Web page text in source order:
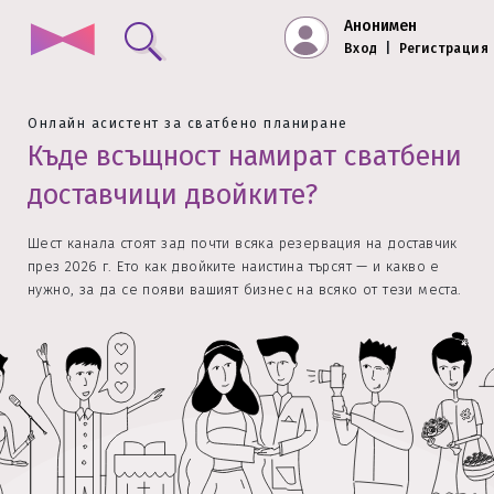
Анонимен
Вход Регистрация
Онлайн асистент за сватбено планиране
Къде всъщност намират сватбени
доставчици двойките?
Шест канала стоят зад почти всяка резервация на доставчик
през 2026 г. Ето как двойките наистина търсят — и какво е
нужно, за да се появи вашият бизнес на всяко от тези места.